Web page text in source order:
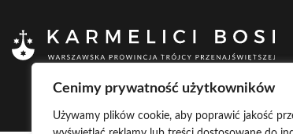
Cenimy prywatność użytkowników
Używamy plików cookie, aby poprawić jakość